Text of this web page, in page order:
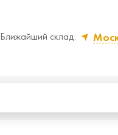
Ближайший склад: